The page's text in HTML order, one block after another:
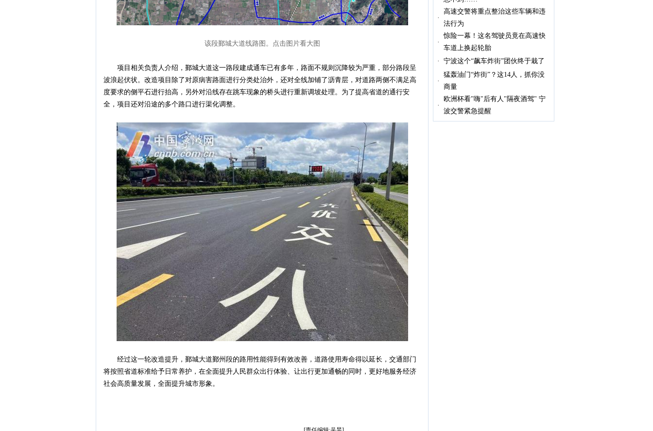
该段鄞城大道线路图。点击图片看大图
项目相关负责人介绍，鄞城大道这一路段建成通车已有多年，路面不规则沉降较为严重，部分路段呈
波浪起伏状。改造项目除了对原病害路面进行分类处治外，还对全线加铺了沥青层，对道路两侧不满足高
度要求的侧平石进行抬高，另外对沿线存在跳车现象的桥头进行重新调坡处理。为了提高省道的通行安
全，项目还对沿途的多个路口进行渠化调整。
经过这一轮改造提升，鄞城大道鄞州段的路用性能得到有效改善，道路使用寿命得以延长，交通部门
将按照省道标准给予日常养护，在全面提升人民群众出行体验、让出行更加通畅的同时，更好地服务经济
社会高质量发展，全面提升城市形象。
高速交警将重点整治这些车辆和违
法行为
惊险一幕！这名驾驶员竟在高速快
车道上换起轮胎
宁波这个“飙车炸街”团伙终于栽了
猛轰油门“炸街”？这14人，抓你没
商量
欧洲杯看"嗨"后有人"隔夜酒驾" 宁
波交警紧急提醒